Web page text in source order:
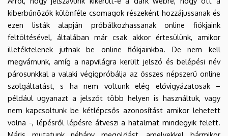
kiberbűnözők különféle csomagok részeként hozzájussanak és
ezen listák alapján próbálkozhassanak online fiókjaink
feltöltésével, általában már csak akkor értesülünk, amikor
illetéktelenek jutnak be online fiókjainkba. De nem kell
megvárnunk, amíg a napvilágra került jelszó és belépési név
párosunkkal a valaki végigpróbálja az összes népszerű online
szolgáltatást, s ha nem voltunk elég elővigyázatosak –
például ugyanazt a jelszót több helyen is használtuk, vagy
nem kapcsoltunk be kétlépcsős azonosítást amikor lehetett
volna -, lépésről lépésre átveszi a hatalmat mindegyik felett.